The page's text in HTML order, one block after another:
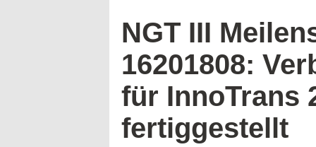
NGT III
16201808:
für InnoTrans
fertiggestellt